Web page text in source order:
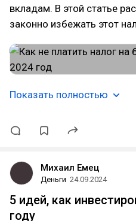
вкладам. В этой статье
законно избежать этот
Показать полностью
Михаил Емец
Деньги 24.09.2024
5 идей, как
году